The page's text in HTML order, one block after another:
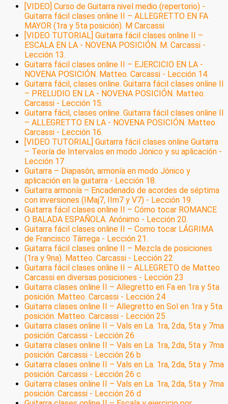
[VIDEO] Curso de Guitarra nivel medio (repertorio) -
Guitarra fácil clases online II – ALLEGRETTO EN FA
MAYOR (1ra y 5ta posición). M Carcassi
[VIDEO TUTORIAL] Guitarra fácil clases online II –
ESCALA EN LA - NOVENA POSICIÓN. M. Carcassi -
Lección 13.
Guitarra fácil clases online II – EJERCICIO EN LA -
NOVENA POSICIÓN. Matteo. Carcassi - Lección 14.
Guitarra fácil, clases online. Guitarra fácil clases online II
– PRELUDIO EN LA - NOVENA POSICIÓN. Matteo.
Carcassi - Lección 15.
Guitarra fácil, clases online. Guitarra fácil clases online II
– ALLEGRETTO EN LA - NOVENA POSICIÓN. Matteo.
Carcassi - Lección 16.
[VIDEO TUTORIAL] Guitarra fácil clases online Guitarra
– Teoría de Intervalos en modo Jónico y su aplicación -
Lección 17
Guitarra – Diapasón, armonía en modo Jónico y
aplicación en la guitarra - Lección 18.
Guitarra armonía – Encadenado de acordes de séptima
con inversiones (IMaj7, IIm7 y V7) - Lección 19.
Guitarra fácil clases online II – Cómo tocar ROMANCE
O BALADA ESPAÑOLA. Anónimo - Lección 20.
Guitarra fácil clases online II – Como tocar LÁGRIMA
de Francisco Tárrega - Lección 21.
Guitarra fácil clases online II – Mezcla de posiciones
(1ra y 9na). Matteo. Carcassi - Lección 22
Guitarra fácil clases online II – ALLEGRETO de Matteo
Carcassi en diversas posiciones - Lección 23
Guitarra clases online II – Allegretto en Fa en 1ra y 5ta
posición. Matteo. Carcassi - Lección 24
Guitarra clases online II – Allegretto en Sol en 1ra y 5ta
posición. Matteo. Carcassi - Lección 25
Guitarra clases online II – Vals en La. 1ra, 2da, 5ta y 7ma
posición. Carcassi - Lección 26
Guitarra clases online II – Vals en La. 1ra, 2da, 5ta y 7ma
posición. Carcassi - Lección 26 b
Guitarra clases online II – Vals en La. 1ra, 2da, 5ta y 7ma
posición. Carcassi - Lección 26 c
Guitarra clases online II – Vals en La. 1ra, 2da, 5ta y 7ma
posición. Carcassi - Lección 26 d